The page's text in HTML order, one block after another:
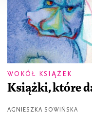
WOKÓŁ KSIĄŻEK
Książki, które
AGNIESZKA SOWIŃSKA